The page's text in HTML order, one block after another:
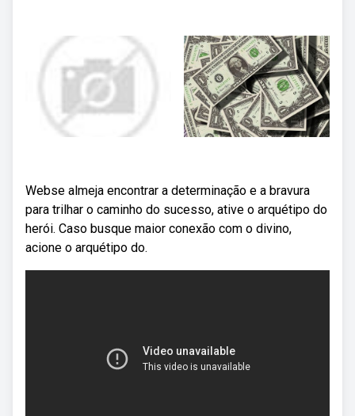
Webse almeja encontrar a determinação e a bravura
para trilhar o caminho do sucesso, ative o arquétipo do
herói. Caso busque maior conexão com o divino,
acione o arquétipo do.